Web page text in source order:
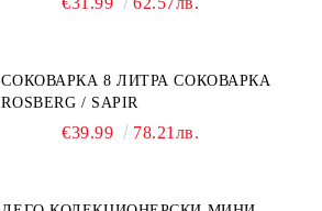
СОКОВАРКА 8 ЛИТРА СОКОВАРКА
ROSBERG / SAPIR
€39.99 78.21лв.